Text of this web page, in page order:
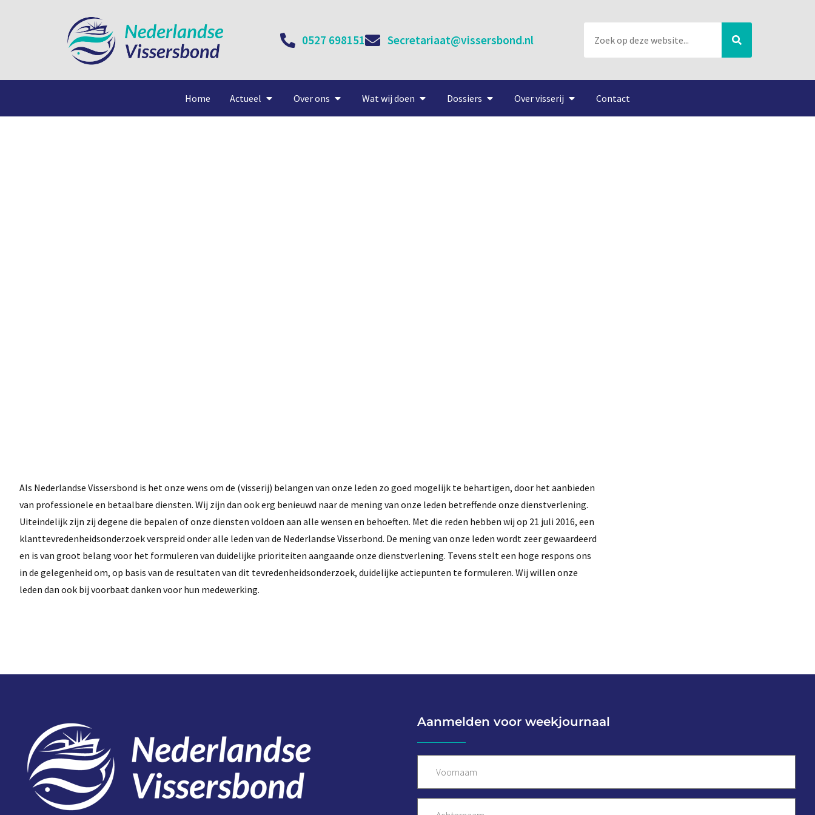
0527 698151 Secretariaat@vissersbond.nl
Home Actueel Over ons Wat wij doen Dossiers Over visserij Contact
Als Nederlandse Vissersbond is het onze wens om de (visserij) belangen van onze leden zo goed mogelijk te behartigen, door het aanbieden
van professionele en betaalbare diensten. Wij zijn dan ook erg benieuwd naar de mening van onze leden betreffende onze dienstverlening.
Uiteindelijk zijn zij degene die bepalen of onze diensten voldoen aan alle wensen en behoeften. Met die reden hebben wij op 21 juli 2016, een
klanttevredenheidsonderzoek verspreid onder alle leden van de Nederlandse Visserbond. De mening van onze leden wordt zeer gewaardeerd
en is van groot belang voor het formuleren van duidelijke prioriteiten aangaande onze dienstverlening. Tevens stelt een hoge respons ons
in de gelegenheid om, op basis van de resultaten van dit tevredenheidsonderzoek, duidelijke actiepunten te formuleren. Wij willen onze
leden dan ook bij voorbaat danken voor hun medewerking.
Aanmelden voor weekjournaal